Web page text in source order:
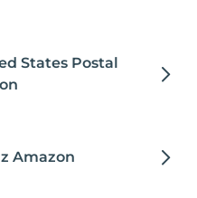
States Postal
Amazon